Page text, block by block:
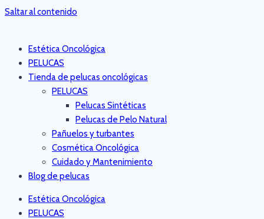
Saltar al contenido
Estética Oncológica
PELUCAS
Tienda de pelucas oncológicas
PELUCAS
Pelucas Sintéticas
Pelucas de Pelo Natural
Pañuelos y turbantes
Cosmética Oncológica
Cuidado y Mantenimiento
Blog de pelucas
Estética Oncológica
PELUCAS